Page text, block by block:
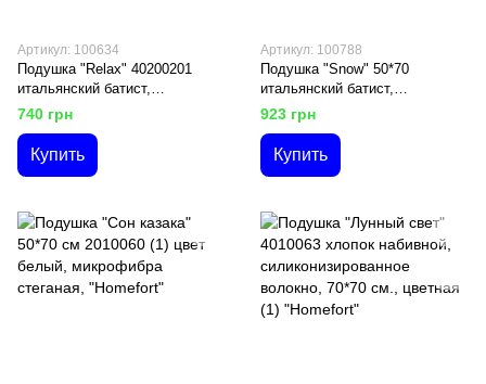
Артикул: 100634
Подушка "Relax" 40200201
итальянский батист,
микроволокно, молния, 50*70
см, однотонная (1) "Homefort"
740 грн
Купить
Артикул: 100788
Подушка "Snow" 50*70
итальянский батист,
искуственный лебединый пух
2010014 (1) "Homefort"
923 грн
Купить